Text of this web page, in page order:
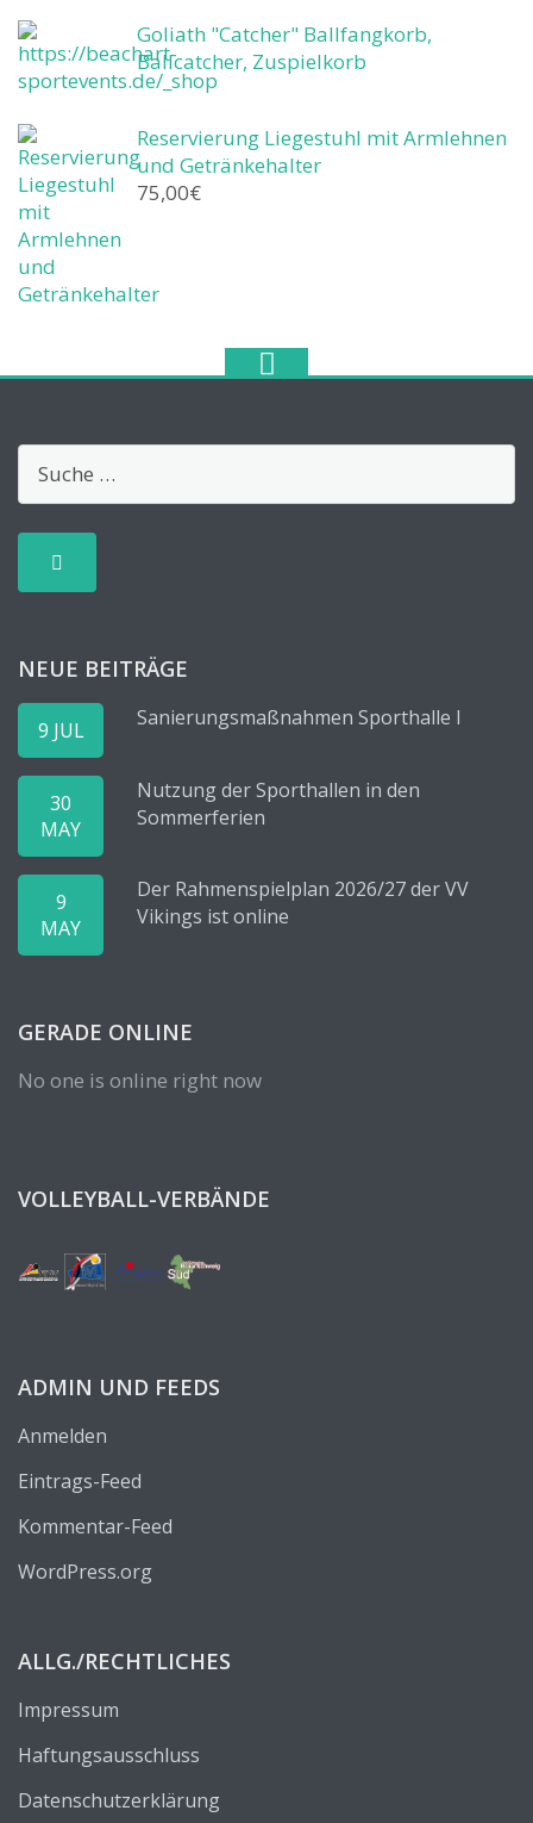
Goliath "Catcher" Ballfangkorb,
Ballcatcher, Zuspielkorb
Reservierung Liegestuhl mit Armlehnen
und Getränkehalter
75,00€
NEUE BEITRÄGE
9 JUL Sanierungsmaßnahmen Sporthalle I
30
MAY
Nutzung der Sporthallen in den
Sommerferien
9
MAY
Der Rahmenspielplan 2026/27 der VV
Vikings ist online
GERADE ONLINE
No one is online right now
VOLLEYBALL-VERBÄNDE
ADMIN UND FEEDS
Anmelden
Eintrags-Feed
Kommentar-Feed
WordPress.org
ALLG./RECHTLICHES
Impressum
Haftungsausschluss
Datenschutzerklärung